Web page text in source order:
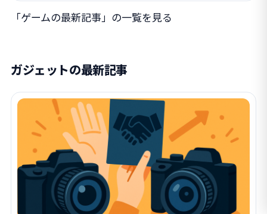
「ゲームの最新記事」の一覧を見る
ガジェットの最新記事